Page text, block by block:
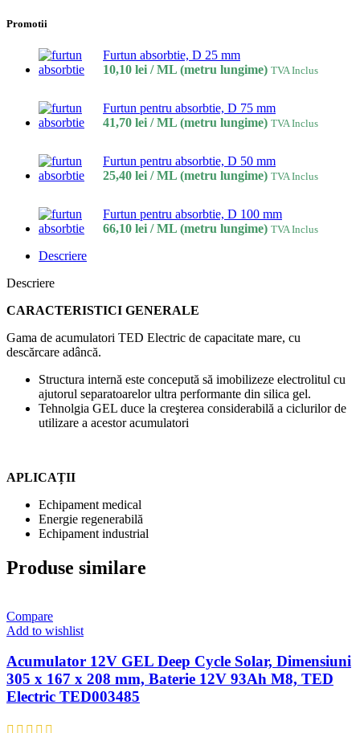
Promotii
Furtun absorbtie, D 25 mm
10,10 lei / ML (metru lungime) TVA Inclus
Furtun pentru absorbtie, D 75 mm
41,70 lei / ML (metru lungime) TVA Inclus
Furtun pentru absorbtie, D 50 mm
25,40 lei / ML (metru lungime) TVA Inclus
Furtun pentru absorbtie, D 100 mm
66,10 lei / ML (metru lungime) TVA Inclus
Descriere
Descriere
CARACTERISTICI GENERALE
Gama de acumulatori TED Electric de capacitate mare, cu
descărcare adâncă.
Structura internă este concepută să imobilizeze electrolitul cu
ajutorul separatoarelor ultra performante din silica gel.
Tehnolgia GEL duce la creşterea considerabilă a ciclurilor de
utilizare a acestor acumulatori
APLICAȚII
Echipament medical
Energie regenerabilă
Echipament industrial
Produse similare
Compare
Add to wishlist
Acumulator 12V GEL Deep Cycle Solar, Dimensiuni
305 x 167 x 208 mm, Baterie 12V 93Ah M8, TED
Electric TED003485